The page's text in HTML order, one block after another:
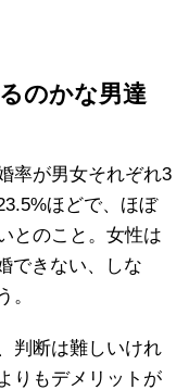
のかな男達
率が男女それぞれ3
ほどで、ほぼ
とのこと。女性は
できない、しな
。
判断は難しいけれ
りもデメリットが